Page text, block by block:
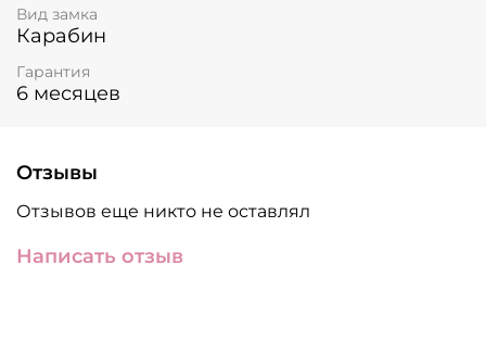
Вид замка
Карабин
Гарантия
6 месяцев
Отзывы
Отзывов еще никто не оставлял
Написать отзыв